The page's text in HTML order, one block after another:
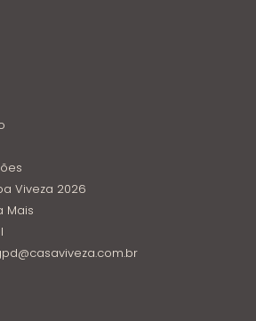
Viveza 2026
Mais